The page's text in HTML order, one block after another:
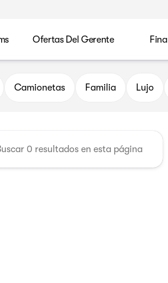
Ofertas Del Gerente
Dodge
Camionetas Familia Lujo